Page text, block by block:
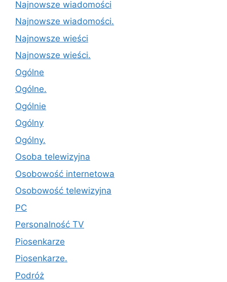
Najnowsze wiadomości
Najnowsze wiadomości.
Najnowsze wieści
Najnowsze wieści.
Ogólne
Ogólne.
Ogólnie
Ogólny
Ogólny.
Osoba telewizyjna
Osobowość internetowa
Osobowość telewizyjna
PC
Personalność TV
Piosenkarze
Piosenkarze.
Podróż